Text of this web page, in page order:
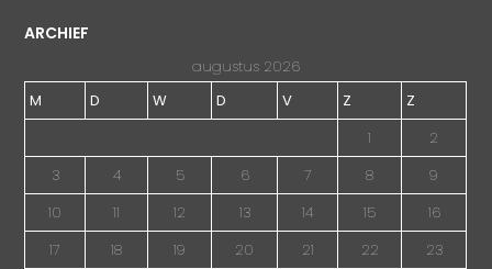
ARCHIEF
augustus 2026
M
D W D V Z
Z
1
2
3
4 5 6 7 8
9
10
11 12 13 14 15
16
17
18 19 20 21 22
23